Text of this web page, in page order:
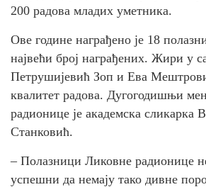
200 радова младих уметника.
Ове године награђено је 18
највећи број награђених. Жири у
Петрушијевић Зоп и Ева
квалитет радова. Дугогодишњи
радионице је академска сликарка
Станковић.
– Полазници Ликовне радионице
успешни да немају тако дивне